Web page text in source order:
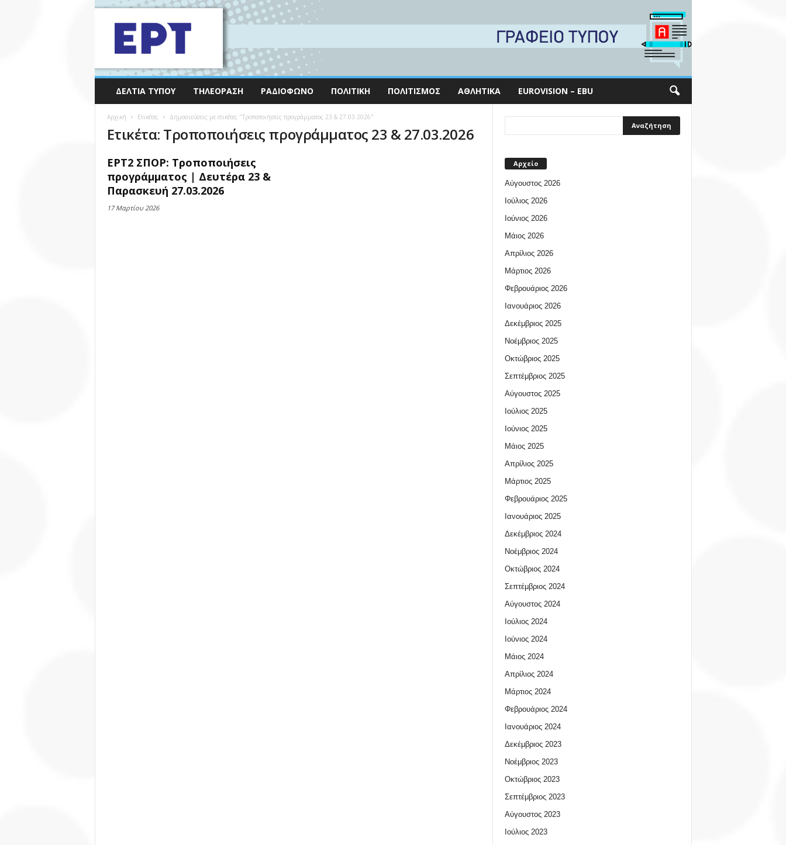
ΔΕΛΤΊΑ ΤΎΠΟΥ ΤΗΛΕΌΡΑΣΗ ΡΑΔΙΌΦΩΝΟ ΠΟΛΙΤΙΚΉ ΠΟΛΙΤΙΣΜΌΣ ΑΘΛΗΤΙΚΆ EUROVISION – EBU
Αρχική Ετικέτες Δημοσιεύσεις με ετικέτες "Τροποποιήσεις προγράμματος 23 & 27.03.2026"
Ετικέτα: Τροποποιήσεις προγράμματος 23 & 27.03.2026
ΕΡΤ2 ΣΠΟΡ: Τροποποιήσεις
προγράμματος | Δευτέρα 23 &
Παρασκευή 27.03.2026
17 Μαρτίου 2026
Αρχείο
Αύγουστος 2026
Ιούλιος 2026
Ιούνιος 2026
Μάιος 2026
Απρίλιος 2026
Μάρτιος 2026
Φεβρουάριος 2026
Ιανουάριος 2026
Δεκέμβριος 2025
Νοέμβριος 2025
Οκτώβριος 2025
Σεπτέμβριος 2025
Αύγουστος 2025
Ιούλιος 2025
Ιούνιος 2025
Μάιος 2025
Απρίλιος 2025
Μάρτιος 2025
Φεβρουάριος 2025
Ιανουάριος 2025
Δεκέμβριος 2024
Νοέμβριος 2024
Οκτώβριος 2024
Σεπτέμβριος 2024
Αύγουστος 2024
Ιούλιος 2024
Ιούνιος 2024
Μάιος 2024
Απρίλιος 2024
Μάρτιος 2024
Φεβρουάριος 2024
Ιανουάριος 2024
Δεκέμβριος 2023
Νοέμβριος 2023
Οκτώβριος 2023
Σεπτέμβριος 2023
Αύγουστος 2023
Ιούλιος 2023